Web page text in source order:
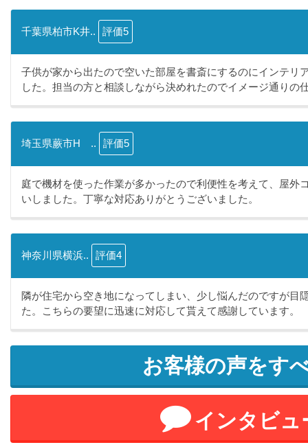
千葉県柏市K井.. 評価5
子供が家から出たので空いた部屋を書斎にするのにインテリ
した。担当の方と相談しながら決めれたのでイメージ通りの
埼玉県蕨市H .. 評価5
庭で機材を使った作業が多かったので利便性を考えて、屋外
いしました。丁寧な対応ありがとうございました。
神奈川県横浜.. 評価4
隣が住宅から空き地になってしまい、少し悩んだのですが目
た。こちらの要望に迅速に対応して貰えて感謝しています。
お客様の声をす
インタビュ